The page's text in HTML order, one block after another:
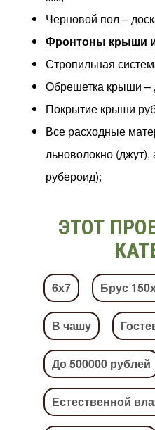
Черновой пол –
Фронтоны крыши
Стропильная
Обрешетка крыши –
Покрытие крыши
Все расходные
льноволокно (джут),
рубероид);
ЭТОТ
6х7 Брус
В чашу
До 500000 рублей
Естественной